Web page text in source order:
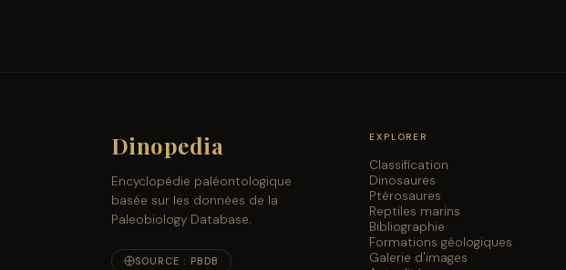
Dinopedia
Encyclopédie paléontologique
basée sur les données de la
Paleobiology Database.
SOURCE : PBDB
EXPLORER
Classification
Dinosaures
Ptérosaures
Reptiles marins
Bibliographie
Formations géologiques
Galerie d'images